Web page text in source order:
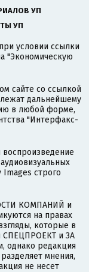
УП
УП
условии ссылки
"Экономическую
сайте со ссылкой
дальнейшему
в любой форме,
"Интерфакс-
строго
КОМПАНИЙ и
на правах
которые в
СПЕЦПРОЕКТ и ЗА
однако редакция
мнения,
не несет